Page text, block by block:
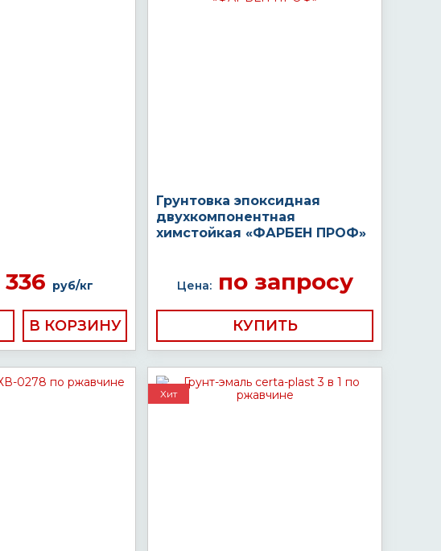
336 руб/кг
Грунтовка эпоксидная
двухкомпонентная
химстойкая «ФАРБЕН ПРОФ»
Цена:по запросу
КУПИТЬ
Хит